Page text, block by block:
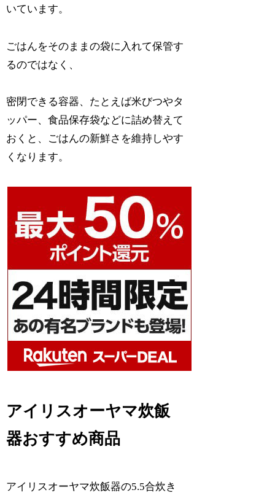
いています。
ごはんをそのままの袋に入れて保管す
るのではなく、
密閉できる容器、たとえば米びつやタ
ッパー、食品保存袋などに詰め替えて
おくと、ごはんの新鮮さを維持しやす
くなります。
アイリスオーヤマ炊飯
器おすすめ商品
アイリスオーヤマ炊飯器の5.5合炊き